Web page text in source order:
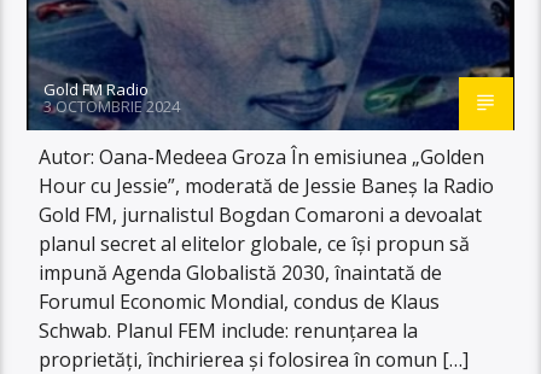
Gold FM Radio
3 OCTOMBRIE 2024
Autor: Oana-Medeea Groza În emisiunea „Golden
Hour cu Jessie”, moderată de Jessie Baneș la Radio
Gold FM, jurnalistul Bogdan Comaroni a devoalat
planul secret al elitelor globale, ce își propun să
impună Agenda Globalistă 2030, înaintată de
Forumul Economic Mondial, condus de Klaus
Schwab. Planul FEM include: renunțarea la
proprietăți, închirierea și folosirea în comun […]